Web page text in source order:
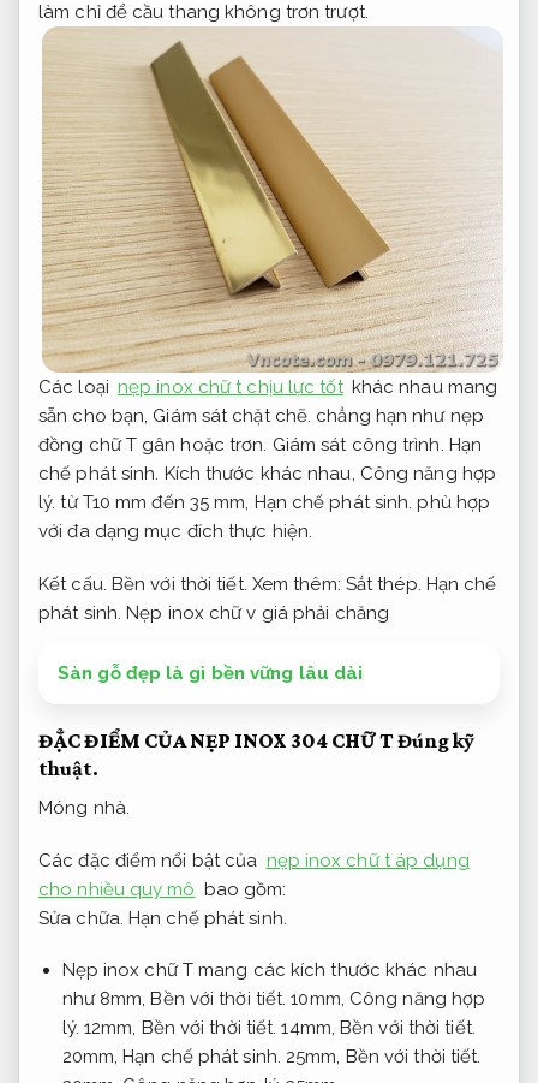
làm chỉ để cầu thang không trơn trượt.
Các loại nẹp inox chữ t chịu lực tốt khác nhau mang
sẵn cho bạn, Giám sát chặt chẽ. chẳng hạn như nẹp
đồng chữ T gân hoặc trơn. Giám sát công trình. Hạn
chế phát sinh. Kích thước khác nhau, Công năng hợp
lý. từ T10 mm đến 35 mm, Hạn chế phát sinh. phù hợp
với đa dạng mục đích thực hiện.
Kết cấu. Bền với thời tiết. Xem thêm: Sắt thép. Hạn chế
phát sinh. Nẹp inox chữ v giá phải chăng
Sàn gỗ đẹp là gì bền vững lâu dài
ĐẶ̉C ĐIỂM CỦA NẸP INOX 304 CHỮ TĐúng kỹ
thuật.
Móng nhà.
Các đặc điểm nổi bật của nẹp inox chữ t áp dụng
cho nhiều quy mô bao gồm:
Sửa chữa. Hạn chế phát sinh.
Nẹp inox chữ T mang các kích thước khác nhau
như 8mm,Bền với thời tiết. 10mm, Công năng hợp
lý. 12mm, Bền với thời tiết. 14mm,Bền với thời tiết.
20mm,Hạn chế phát sinh. 25mm, Bền với thời tiết.